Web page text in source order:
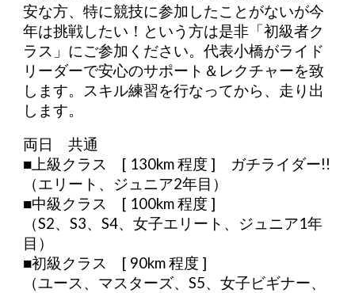
安な方、特に競技に参加したことがないが今
年は挑戦したい！という方は是非「初級者ク
ラス」にご参加ください。代表小橋がライド
リーダーで安心のサポート＆レクチャーを致
します。スキル練習を行なってから、走り出
します。
両日 共通
■上級クラス [ 130km 程度 ] ガチライダー!!
（エリート、ジュニア2年目）
■中級クラス [ 100km 程度 ]
（S2、S3、S4、女子エリート、ジュニア1年
目）
■初級クラス [ 90km 程度 ]
（ユース、マスターズ、S5、女子ビギナー、